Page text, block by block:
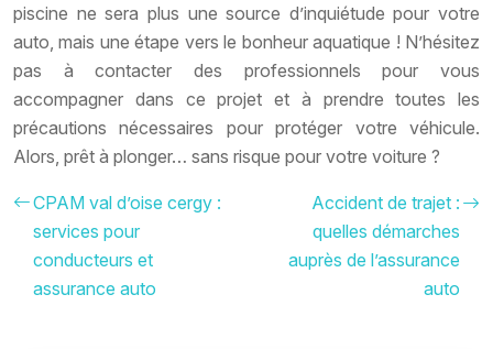
piscine ne sera plus une source d’inquiétude pour votre
auto, mais une étape vers le bonheur aquatique ! N’hésitez
pas à contacter des professionnels pour vous
accompagner dans ce projet et à prendre toutes les
précautions nécessaires pour protéger votre véhicule.
Alors, prêt à plonger… sans risque pour votre voiture ?
CPAM val d’oise cergy :
services pour
conducteurs et
assurance auto
Accident de trajet :
quelles démarches
auprès de l’assurance
auto